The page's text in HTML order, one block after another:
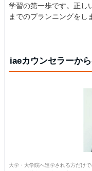
学習の第一歩です。正し
までのプランニングをし
iaeカウンセラーか
大学・大学院へ進学される方だけ